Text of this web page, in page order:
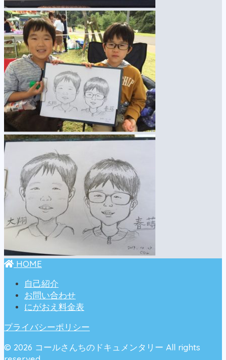
HOME
自己紹介
お問い合わせ
にがおえ料金表
プライバシーポリシー
© 2026 コールさんちのドキュメンタリー All rights